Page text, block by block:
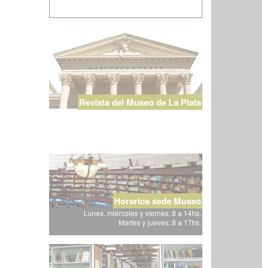
Revista del Museo de La Plata
Horarios sede Museo
Lunes, miércoles y viernes: 8 a 14hs.
Martes y jueves: 8 a 17hs.